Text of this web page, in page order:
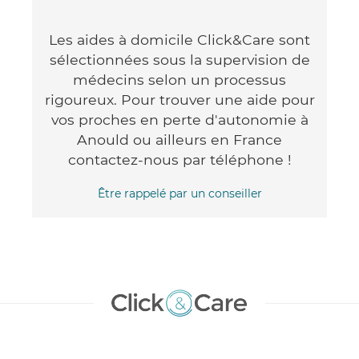
Les aides à domicile Click&Care sont
sélectionnées sous la supervision de
médecins selon un processus
rigoureux. Pour trouver une aide pour
vos proches en perte d'autonomie à
Anould ou ailleurs en France
contactez-nous par téléphone !
Être rappelé par un conseiller